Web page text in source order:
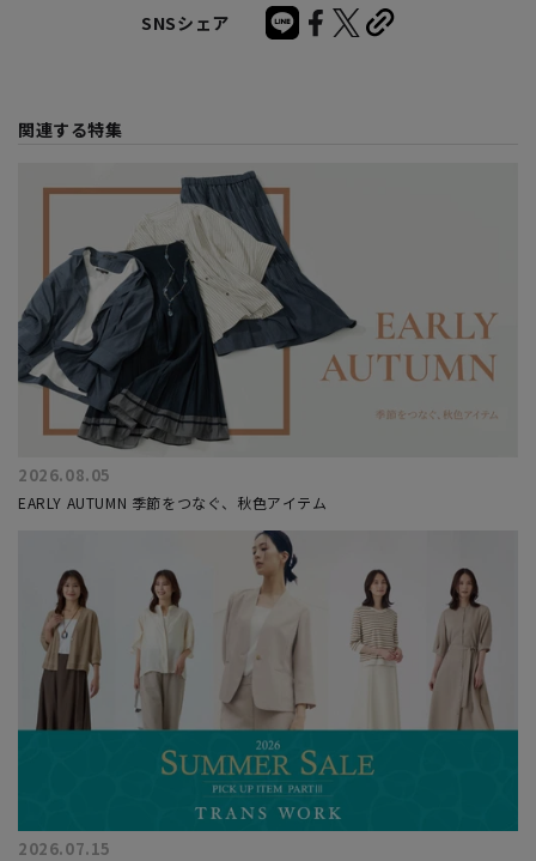
SNSシェア
関連する特集
2026.08.05
EARLY AUTUMN 季節をつなぐ、秋色アイテム
2026.07.15